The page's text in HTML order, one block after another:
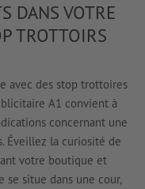
DANS VOTRE
TROTTOIRS
avec des stop trottoires
A1 convient à
concernant une
Éveillez la curiosité de
votre boutique et
situe dans une cour,